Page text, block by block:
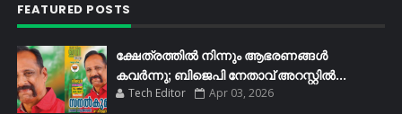
FEATURED POSTS
ക്ഷേത്രത്തിൽ നിന്നും ആഭരണങ്ങൾ
കവർന്നു; ബിജെപി നേതാവ് അറസ്റ്റിൽ...
Tech Editor Apr 03, 2026